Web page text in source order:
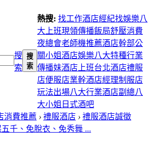
搜
索
搜
索
熱搜: 找工作酒店經紀找娛樂八
大上班現領傳播飯局舒壓消費
夜總會老師機推薦酒店幹部公
關小姐酒店娛樂八大特種行業
傳播妹酒店上班台北酒店禮服
店便服店業幹酒店經理制服店
玩法出場八大行業酒店副總八
大小姐 日式酒吧
消費推薦 › 禮服酒店 › 禮服酒店誠徵
千、免脫衣、免秀舞 ...